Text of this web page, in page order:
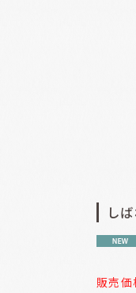
し
販売価